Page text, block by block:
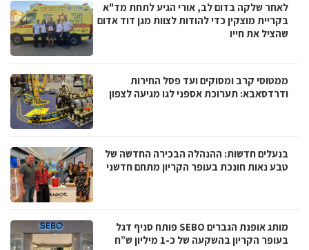
לאחר שלקה בדום לב, אורי הגיע לתחת מד"א
בקריית מוצקין כדי להודות לצוות מגן דוד אדום
שהציל את חייו
ממטוסי קרב ומסוקים ועד פסל החירות
ודרדסאבא: תערוכת אספני לגו מגיעה לצפון
בנעלים חדשות: ההנהלה הבכירה החדשה של
טבע נאות חונכת בעופר הקריון מתחם חדשני
מותג אופנת הגברים SEBO פותח סניף דגל
בעופר הקריון בהשקעה של כ-1 מיליון ש”ח